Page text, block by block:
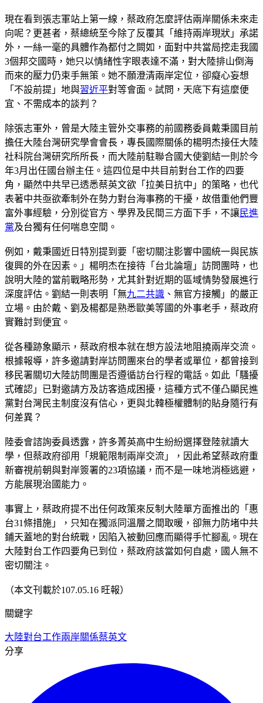
現在看到張志軍站上第一線，蔡政府怎麼評估兩岸關係未來走
向呢？更甚者，蔡總統至今除了反覆其「維持兩岸現狀」承諾
外，一絲一毫的具體作為都付之闕如，面對中共當局挖走我國
3個邦交國時，她只以情緒性字眼表達不滿，對大陸排山倒海
而來的壓力仍束手無策。她不願澄清兩岸定位，卻癡心妄想
「不設前提」地與習近平對等會面。試問，天底下有這麼便
宜、不需成本的談判？
除張志軍外，曾是大陸主管外交事務的前國務委員戴秉國目前
擔任大陸台灣研究學會會長，專長國際關係的楊明杰接任大陸
社科院台灣研究所所長，而大陸前駐聯合國大使劉結一則於今
年3月出任國台辦主任。這四位是中共目前對台工作的四要
角，顯然中共早已透悉蔡英文欲「拉美日抗中」的策略，也代
表著中共亟欲牽制外在勢力對台海事務的干擾，故借重他們豐
富外事經驗，分別從官方、學界及民間三方面下手，不讓民進
黨及台獨有任何喘息空間。
例如，戴秉國近日特別提到要「密切關注影響中國統一與民族
復興的外在因素。」楊明杰在接待「台北論壇」訪問團時，也
說明大陸的當前戰略形勢，尤其針對近期的區域情勢發展進行
深度評估。劉結一則表明「無九二共識 、無官方接觸」的嚴正
立場。由於戴、劉及楊都是熟悉歐美等國的外事老手，蔡政府
實難討到便宜。
從各種跡象顯示，蔡政府根本就在想方設法地阻撓兩岸交流。
根據報導，許多邀請對岸訪問團來台的學者或單位，都曾接到
移民署關切大陸訪問團是否遵循訪台行程的電話。如此「騷擾
式確認」已對邀請方及訪客造成困擾，這種方式不僅凸顯民進
黨對台灣民主制度沒有信心，更與北韓極權體制的貼身隨行有
何差異？
陸委會諮詢委員透露，許多菁英高中生紛紛選擇登陸就讀大
學，但蔡政府卻用「規範限制兩岸交流」，因此希望蔡政府重
新審視前朝與對岸簽署的23項協議，而不是一味地消極逃避，
方能展現治國能力。
事實上，蔡政府提不出任何政策來反制大陸單方面推出的「惠
台31條措施」，只知在獨派同溫層之間取暖，卻無力防堵中共
鋪天蓋地的對台統戰，因陷入被動回應而顯得手忙腳亂。現在
大陸對台工作四要角已到位，蔡政府該當如何自處，國人無不
密切關注。
（本文刊載於107.05.16 旺報）
關鍵字
大陸對台工作兩岸關係蔡英文
分享